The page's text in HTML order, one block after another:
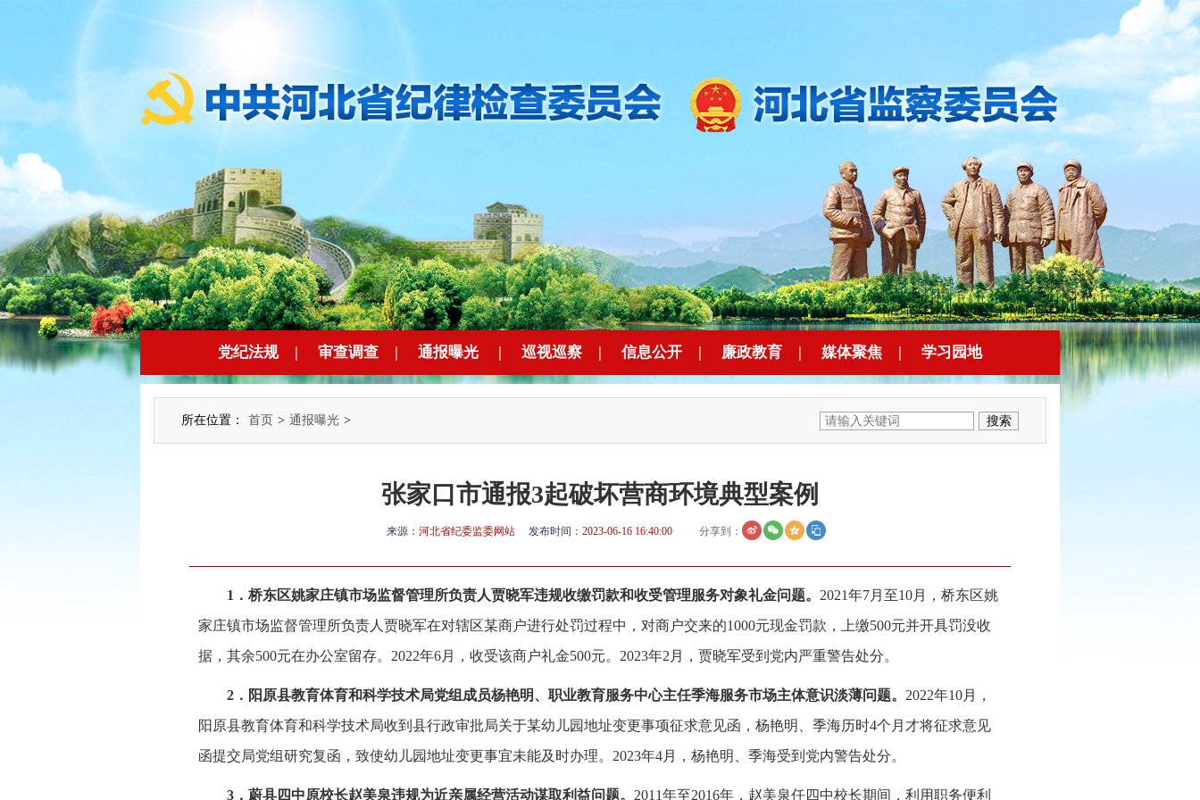
党纪法规 | 审查调查 | 通报曝光 | 巡视巡察 | 信息公开 | 廉政教育 | 媒体聚焦 | 学习园地
所在位置： 首页 > 通报曝光 >
张家口市通报3起破坏营商环境典型案例
来源： 河北省纪委监委网站 发布时间： 2023-06-16 16:40:00 分享到：
1．桥东区姚家庄镇市场监督管理所负责人贾晓军违规收缴罚款和收受管理服务对象礼金问题。 2021年7月至10月，桥东区姚
家庄镇市场监督管理所负责人贾晓军在对辖区某商户进行处罚过程中，对商户交来的1000元现金罚款，上缴500元并开具罚没收
据，其余500元在办公室留存。2022年6月，收受该商户礼金500元。2023年2月，贾晓军受到党内严重警告处分。
2．阳原县教育体育和科学技术局党组成员杨艳明、职业教育服务中心主任季海服务市场主体意识淡薄问题。 2022年10月，
阳原县教育体育和科学技术局收到县行政审批局关于某幼儿园地址变更事项征求意见函，杨艳明、季海历时4个月才将征求意见
函提交局党组研究复函，致使幼儿园地址变更事宜未能及时办理。2023年4月，杨艳明、季海受到党内警告处分。
3．蔚县四中原校长赵美泉违规为近亲属经营活动谋取利益问题。 2011年至2016年，赵美泉任四中校长期间，利用职务便利